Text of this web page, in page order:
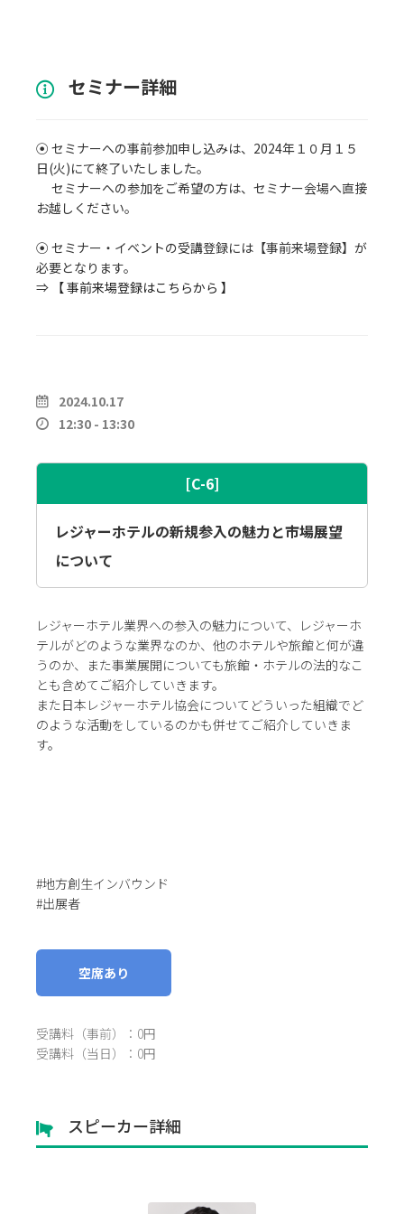
セミナー詳細
⦿ セミナーへの事前参加申し込みは、2024年１０月１５
日(火)にて終了いたしました。
セミナーへの参加をご希望の方は、セミナー会場へ直接
お越しください。
⦿ セミナー・イベントの受講登録には【事前来場登録】が
必要となります。
⇒ 【 事前来場登録はこちらから 】
2024.10.17
12:30 - 13:30
[C-6]
レジャーホテルの新規参入の魅力と市場展望
について
レジャーホテル業界への参入の魅力について、レジャーホ
テルがどのような業界なのか、他のホテルや旅館と何が違
うのか、また事業展開についても旅館・ホテルの法的なこ
とも含めてご紹介していきます。
また日本レジャーホテル協会についてどういった組織でど
のような活動をしているのかも併せてご紹介していきま
す。
#地方創生インバウンド
#出展者
空席あり
受講料（事前）：0円
受講料（当日）：0円
スピーカー詳細